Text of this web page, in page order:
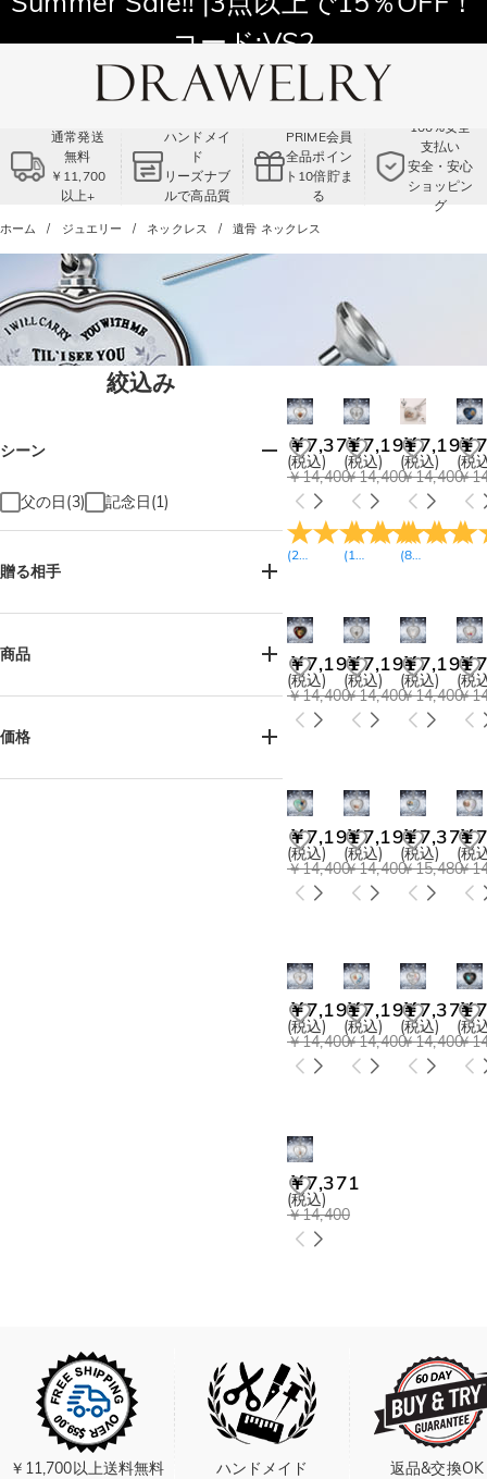
コード:VS2
通常発送
無料
￥11,700
以上+
ハンドメイ
ド
リーズナブ
ルで高品質
PRIME会員
全品ポイン
ト10倍貯ま
る
100%安全
支払い
安全・安心
ショッピン
グ
ホーム ジュエリー ネックレス 遺骨 ネックレス
絞込み
シーン
父の日(3) 記念日(1)
贈る相手
おばあ様へ(12)
商品
価格
￥7,371
(税込)
￥14,400
(22 レビュー
￥7,191
(税込)
￥14,400
(16 レビュー
￥7,191
(税込)
￥14,400
(8
￥
(税
￥
￥7,191
(税込)
￥14,400
￥7,191
(税込)
￥14,400
￥7,191
(税込)
￥14,400
￥
(税
￥
￥7,191
(税込)
￥14,400
￥7,191
(税込)
￥14,400
￥7,371
(税込)
￥15,480
￥
(税
￥
￥7,191
(税込)
￥14,400
￥7,191
(税込)
￥14,400
￥7,371
(税込)
￥14,400
￥
(税
￥
￥7,371
(税込)
￥14,400
￥11,700以上送料無料 ハンドメイド 返品&交換OK